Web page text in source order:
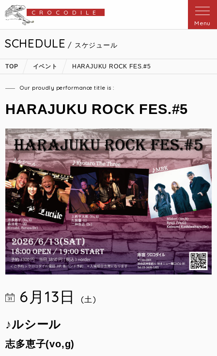
CROCODILE
Menu
SCHEDULE / スケジュール
TOP イベント HARAJUKU ROCK FES.#5
Our proudly performance title is :
HARAJUKU ROCK FES.#5
6月13日 (土)
♪ルシール
志多恵子(vo,g)